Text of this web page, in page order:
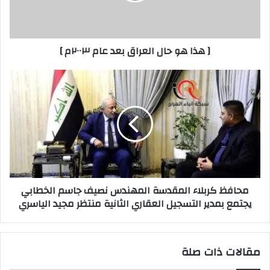
]
[ هذا هو حال العراق بعد عام ٢٠٠٣م ]
محافظ
كربلاء
المقدسة
المهندس
نصيف
جاسم
الخطابي
بمدير
التسجيل
العقاري
الياسري
محافظ كربلاء المقدسة المهندس نصيف جاسم الخطابي
يجتمع بمدير التسجيل العقاري الثانية منتظر مجيد الياسري
مقالات ذات صلة